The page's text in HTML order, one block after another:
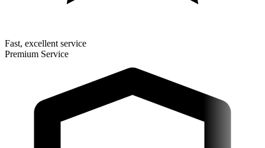
Fast, excellent service
Premium Service